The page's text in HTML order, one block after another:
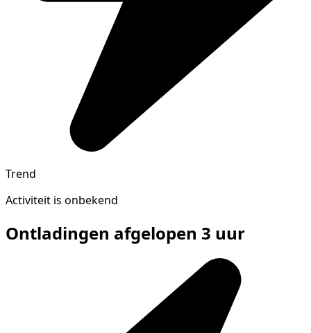
Trend
Activiteit is onbekend
Ontladingen afgelopen 3 uur